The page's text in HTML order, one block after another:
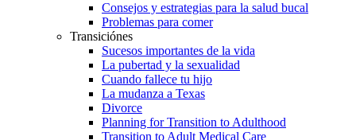
Consejos y estrategias para la salud bucal
Problemas para comer
Transiciónes
Sucesos importantes de la vida
La pubertad y la sexualidad
Cuando fallece tu hijo
La mudanza a Texas
Divorce
Planning for Transition to Adulthood
Transition to Adult Medical Care